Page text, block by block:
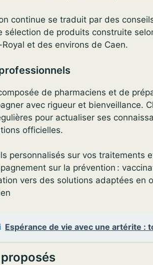
continue se traduit par des
sélection de produits construite
et des environs de Caen.
de pharmaciens et de
avec rigueur et bienveillance.
pour actualiser ses
officielles.
personnalisés sur vos traitements
sur la prévention :
vers des solutions adaptées en
Espérance de vie avec une artérite :